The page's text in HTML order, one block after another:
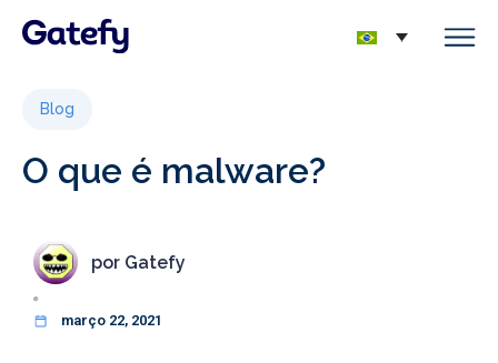
Blog
O que é malware?
por Gatefy
março 22, 2021